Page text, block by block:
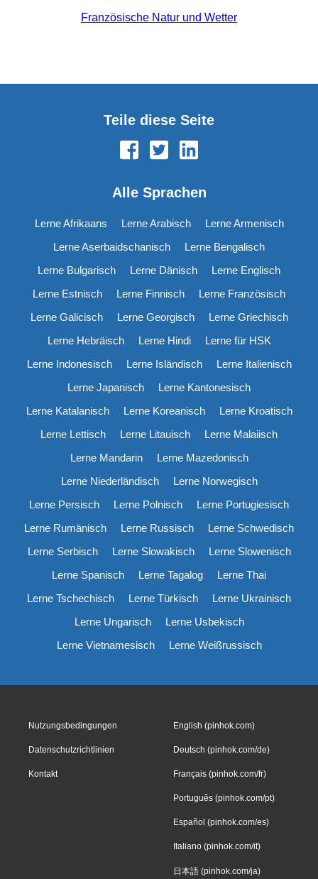
Französische Natur und Wetter
Teile diese Seite
Alle Sprachen
Lerne Afrikaans Lerne Arabisch
Lerne Armenisch
Lerne Aserbaidschanisch
Lerne Bengalisch
Lerne Bulgarisch
Lerne Dänisch
Lerne Englisch
Lerne Estnisch
Lerne Finnisch
Lerne Französisch
Lerne Galicisch
Lerne Georgisch
Lerne Griechisch
Lerne Hebräisch
Lerne Hindi
Lerne für HSK
Lerne Indonesisch
Lerne Isländisch
Lerne Italienisch
Lerne Japanisch
Lerne Kantonesisch
Lerne Katalanisch
Lerne Koreanisch
Lerne Kroatisch
Lerne Lettisch
Lerne Litauisch
Lerne Malaiisch
Lerne Mandarin
Lerne Mazedonisch
Lerne Niederländisch
Lerne Norwegisch
Lerne Persisch
Lerne Polnisch
Lerne Portugiesisch
Lerne Rumänisch
Lerne Russisch
Lerne Schwedisch
Lerne Serbisch
Lerne Slowakisch
Lerne Slowenisch
Lerne Spanisch
Lerne Tagalog
Lerne Thai
Lerne Tschechisch
Lerne Türkisch
Lerne Ukrainisch
Lerne Ungarisch
Lerne Usbekisch
Lerne Vietnamesisch
Lerne Weißrussisch
Nutzungsbedingungen
Datenschutzrichtlinien
Kontakt
English (pinhok.com)
Deutsch (pinhok.com/de)
Français (pinhok.com/fr)
Português (pinhok.com/pt)
Español (pinhok.com/es)
Italiano (pinhok.com/it)
日本語 (pinhok.com/ja)